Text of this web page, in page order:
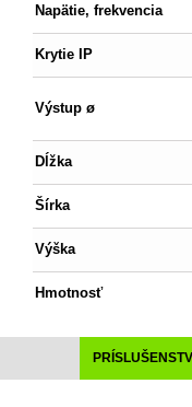
Napätie, frekvencia
Krytie IP
Výstup ø
Dĺžka
Šírka
Výška
Hmotnosť